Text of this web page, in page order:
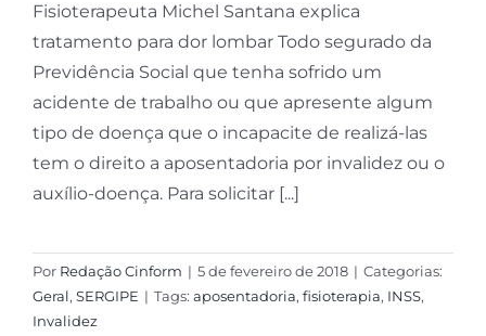
Fisioterapeuta Michel Santana explica
tratamento para dor lombar Todo segurado da
Previdência Social que tenha sofrido um
acidente de trabalho ou que apresente algum
tipo de doença que o incapacite de realizá-las
tem o direito a aposentadoria por invalidez ou o
auxílio-doença. Para solicitar [...]
Por Redação Cinform | 5 de fevereiro de 2018 | Categorias:
Geral, SERGIPE | Tags: aposentadoria, fisioterapia, INSS,
Invalidez